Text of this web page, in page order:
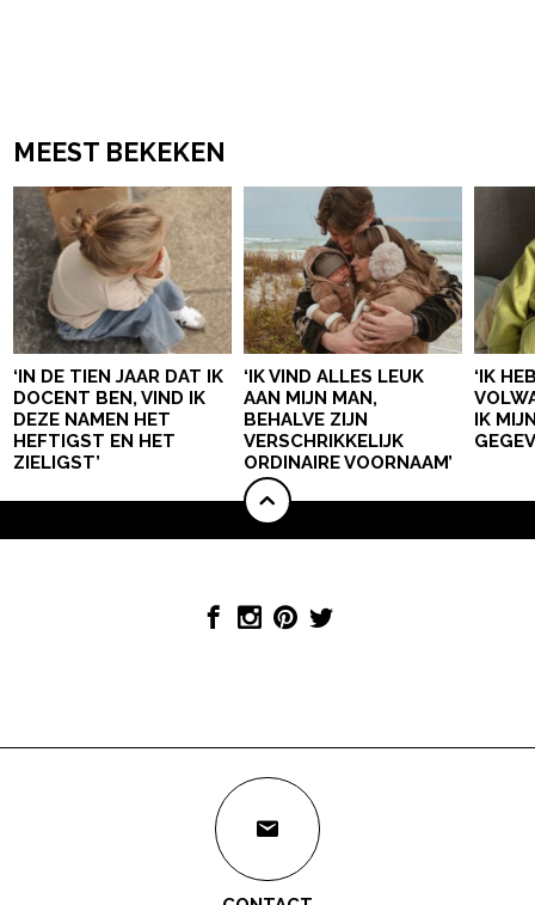
MEEST BEKEKEN
‘IN DE TIEN JAAR DAT IK
DOCENT BEN, VIND IK
DEZE NAMEN HET
HEFTIGST EN HET
ZIELIGST’
‘IK VIND ALLES LEUK
AAN MIJN MAN,
BEHALVE ZIJN
VERSCHRIKKELIJK
ORDINAIRE VOORNAAM’
‘IK
IK